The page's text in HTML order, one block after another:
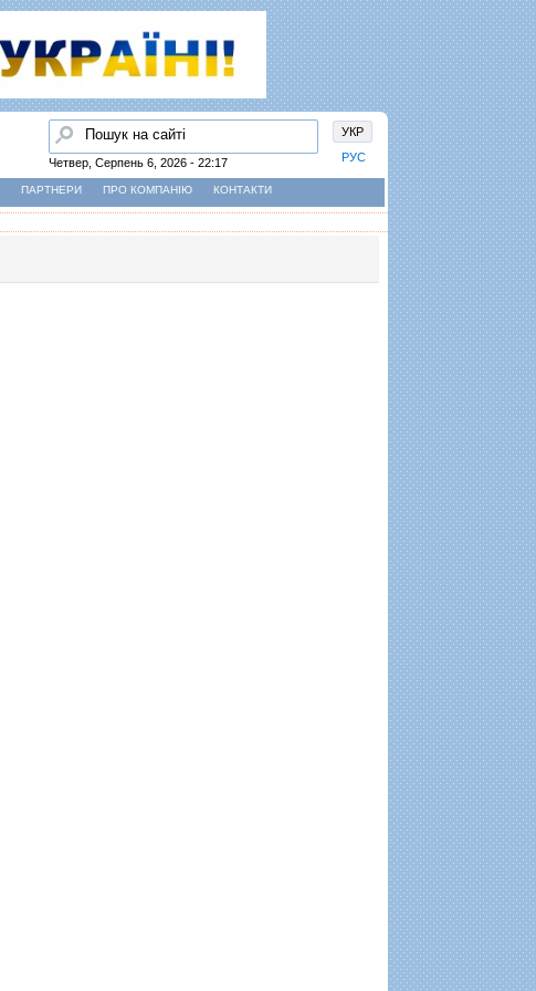
УКР
РУС
Пошук
Четвер, Серпень 6, 2026 - 22:17
ПАРТНЕРИ ПРО КОМПАНІЮ КОНТАКТИ